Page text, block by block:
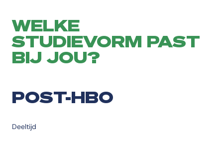
WELKE
STUDIEVORM PAST
BIJ JOU?
POST-HBO
Deeltijd